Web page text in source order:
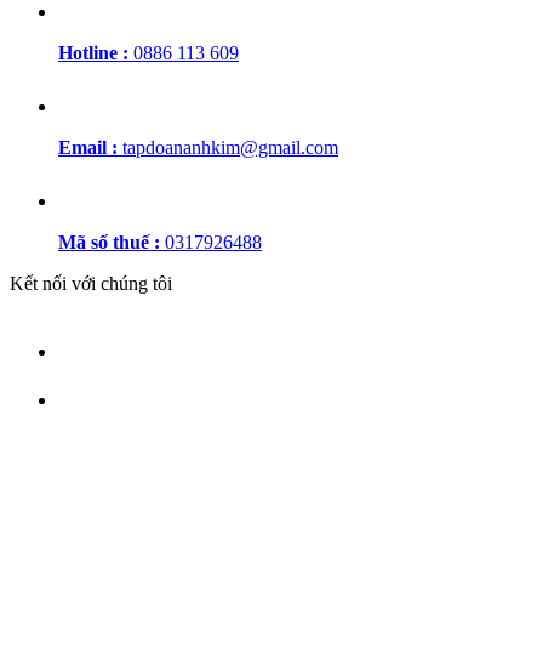
Hotline : 0886 113 609
Email : tapdoananhkim@gmail.com
Mã số thuế : 0317926488
Kết nối với chúng tôi